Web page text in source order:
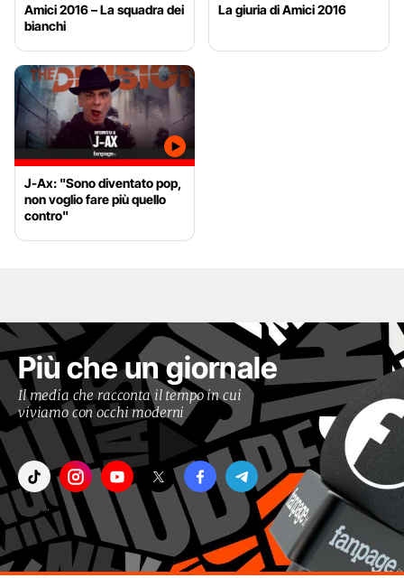
Amici 2016 – La squadra dei
bianchi
La giuria di Amici 2016
J-Ax: "Sono diventato pop,
non voglio fare più quello
contro"
Più che un giornale
Il media che racconta il tempo in cui
viviamo con occhi moderni